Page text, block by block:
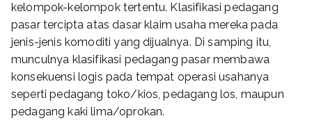
kelompok-kelompok tertentu. Klasifikasi pedagang
pasar tercipta atas dasar klaim usaha mereka pada
jenis-jenis komoditi yang dijualnya. Di samping itu,
munculnya klasifikasi pedagang pasar membawa
konsekuensi logis pada tempat operasi usahanya
seperti pedagang toko/kios, pedagang los, maupun
pedagang kaki lima/oprokan.